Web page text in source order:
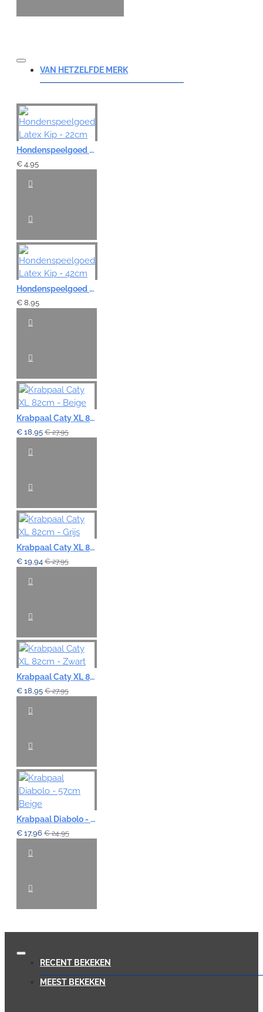
VAN HETZELFDE MERK
Hondenspeelgoed Latex Kip - 22cm
€ 4,95
Hondenspeelgoed Latex Kip - 42cm
€ 8,95
Krabpaal Caty XL 82cm - Beige
€ 18,95 € 27,95
Krabpaal Caty XL 82cm - Grijs
€ 19,94 € 27,95
Krabpaal Caty XL 82cm - Zwart
€ 18,95 € 27,95
Krabpaal Diabolo - 57cm Beige
€ 17,96 € 24,95
RECENT BEKEKEN
MEEST BEKEKEN